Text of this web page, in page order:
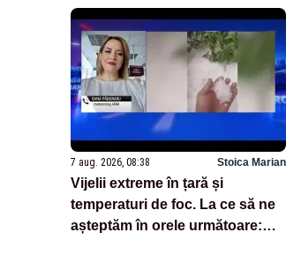
7 aug. 2026, 08:38 Stoica Marian
Vijelii extreme în țară și
temperaturi de foc. La ce să ne
așteptăm în orele următoare: